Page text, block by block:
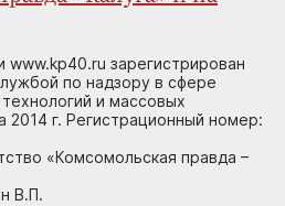
www.kp40.ru зарегистрирован
по надзору в сфере
и массовых
2014 г. Регистрационный номер:
«Комсомольская правда –
В.П.